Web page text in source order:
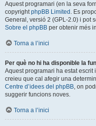
Aquest programari (en la seva
copyrightphpBB Limited . Es
General, versió 2 (GPL-2.0) i pot
Sobre el phpBB per obtenir més
Torna a l’inici
Per què no hi ha disponible la
Aquest programari ha estat
creieu que cal afegir una
Centre d’idees del phpBB, on
suggerir funcions noves.
Torna a l’inici